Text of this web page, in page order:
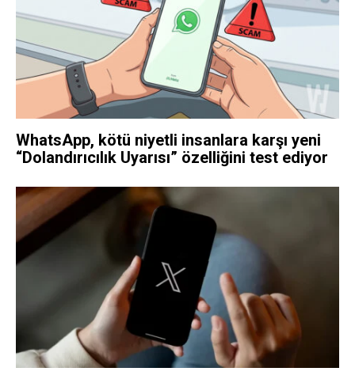
WhatsApp, kötü niyetli insanlara karşı yeni
“Dolandırıcılık Uyarısı” özelliğini test ediyor